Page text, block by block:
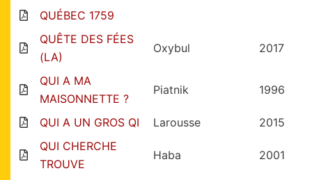
QUÉBEC 1759
QUÊTE DES FÉES
(LA)
Oxybul 2017
QUI A MA
MAISONNETTE ?
Piatnik 1996
QUI A UN GROS QI Larousse
2015
QUI CHERCHE
TROUVE
Haba 2001